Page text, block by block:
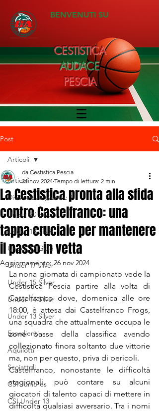
BENVENUTI SU
CESTISTICA
AUDACE
PESCIA
Post
Articoli
Divisione Regionale 1
Under 20 Silver
Under 19 silver
Under 17 Gold
Under 17 silver
Under 15 Silver
Under 14 Silver
Under 13 Silver
Esordienti
Aquilotti
Scoiattoli
CSI Juniores
CSI Under 13
Articoli
La Cestistica pronta alla sfida
contro Castelfranco: una
tappa cruciale per mantenere
il passo in vetta
da Cestistica Pescia
21 nov 2024 Tempo di lettura: 2 min
Aggiornamento:26 nov 2024
La nona giornata di campionato vede la
Cestistica Pescia partire alla volta di
Castelfranco dove, domenica alle ore
18:00, è attesa dai Castelfranco Frogs,
una squadra che attualmente occupa le
zone basse della classifica avendo
collezionato finora soltanto due vittorie
ma, non per questo, priva di pericoli.
Castelfranco, nonostante le difficoltà
stagionali, può contare su alcuni
giocatori di talento capaci di mettere in
difficoltà qualsiasi avversario. Tra i nomi